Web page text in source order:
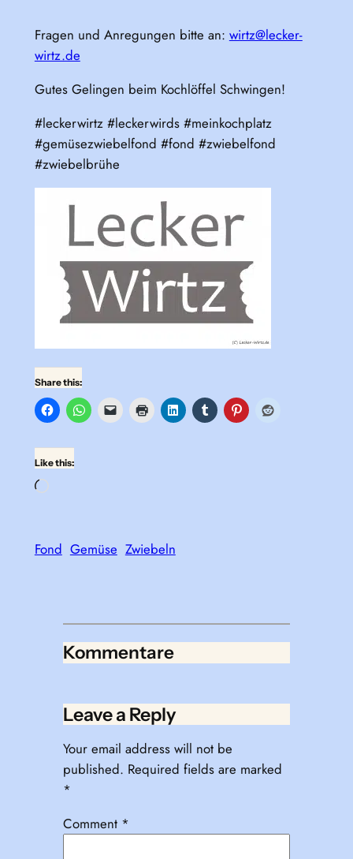
Fragen und Anregungen bitte an: wirtz@lecker-
wirtz.de
Gutes Gelingen beim Kochlöffel Schwingen!
#leckerwirtz #leckerwirds #meinkochplatz
#gemüsezwiebelfond #fond #zwiebelfond
#zwiebelbrühe
Share this:
Like this:
Loading…
Fond Gemüse Zwiebeln
Kommentare
Leave a Reply
Your email address will not be
published. Required fields are marked
*
Comment *